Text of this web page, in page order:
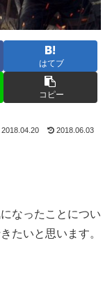
はてブ
コピー
2018.04.20 2018.06.03
なったことについ
たいと思います。